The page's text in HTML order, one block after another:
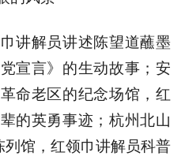
讲解员讲述陈望道蘸墨
宣言》的生动故事；安
命老区的纪念场馆，红
的英勇事迹；杭州北山
列馆，红领巾讲解员科普